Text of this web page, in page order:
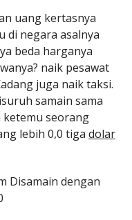
uang kertasnya
di negara asalnya
beda harganya
naik pesawat
juga naik taksi.
samain sama
ketemu seorang
lebih 0,0 tiga dolar
Disamain dengan